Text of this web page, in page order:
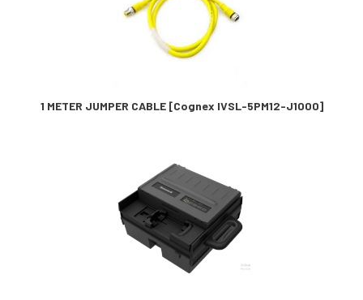
1 METER JUMPER CABLE [Cognex IVSL-5PM12-J1000]